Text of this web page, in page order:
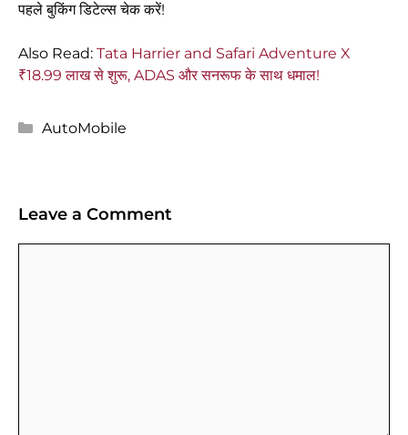
पहले बुकिंग डिटेल्स चेक करें!
Also Read: Tata Harrier and Safari Adventure X
₹18.99 लाख से शुरू, ADAS और सनरूफ के साथ धमाल!
Categories
AutoMobile
Leave a Comment